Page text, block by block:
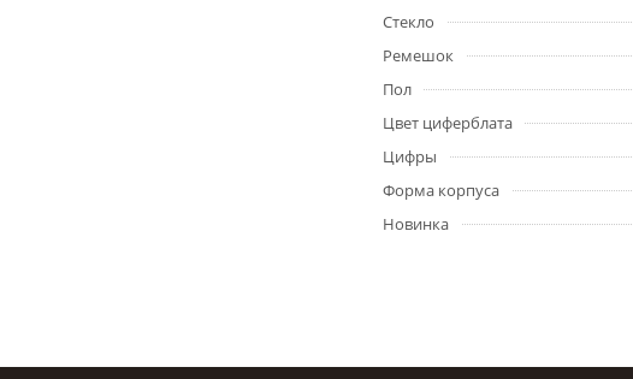
Стекло
Ремешок
Пол
Цвет циферблата
Цифры
Форма корпуса
Новинка